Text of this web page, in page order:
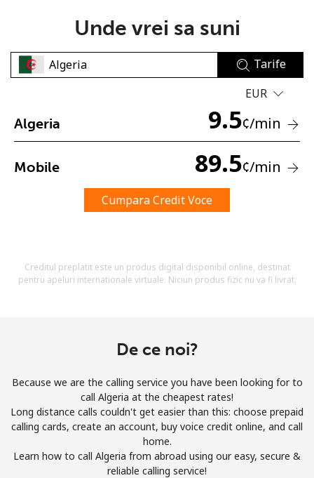
Lipsa parola
Minim 8 litere
Un simbol/litera speciala
Prin deschiderea unui cont pe acest site, sunt de acord cu
Inregistreaza-te
Unde vrei sa suni
Tarife
EUR
Algeria 9.5¢/min
Mobile 89.5¢/min
Cumpara Credit Voce
Creditul preplatit este un produs digital disponibil online, destinat
pentru apeluri internationale virtuale. Niciun produs fizic nu va fi livrat.
De ce noi?
Because we are the calling service you have been looking for to
call Algeria at the cheapest rates!
Long distance calls couldn't get easier than this: choose prepaid
calling cards, create an account, buy voice credit online, and call
home.
Learn how to call Algeria from abroad using our easy, secure &
reliable calling service!